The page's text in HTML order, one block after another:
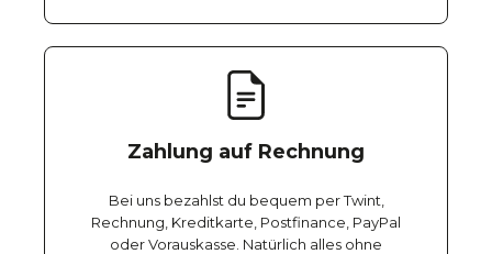
Zahlung auf Rechnung
Bei uns bezahlst du bequem per Twint,
Rechnung, Kreditkarte, Postfinance, PayPal
oder Vorauskasse. Natürlich alles ohne